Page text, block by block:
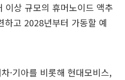
이상 규모의 휴머노이드 액추
하고 2028년부터 가동할 예
·기아를 비롯해 현대모비스,